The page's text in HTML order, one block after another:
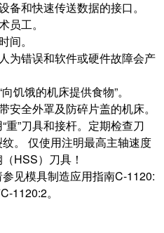
备和快速传送数据的接口。
员工。
间。
为错误和软件或硬件故障会产
饿的机床提供食物”。
安全外罩及防碎片盖的机床。
”刀具和接杆。定期检查刀
。 仅使用注明最高主轴速度
HSS）刀具！
见模具制造应用指南C-1120:
1120:2。